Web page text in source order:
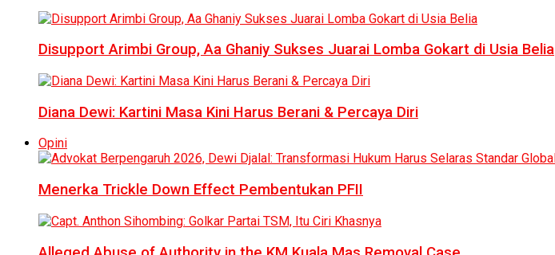
Disupport Arimbi Group, Aa Ghaniy Sukses Juarai Lomba Gokart di Usia Belia
Diana Dewi: Kartini Masa Kini Harus Berani & Percaya Diri
Opini
Menerka Trickle Down Effect Pembentukan PFII